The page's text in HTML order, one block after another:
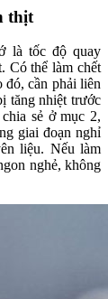
thịt
là tốc độ quay
Có thể làm chết
đó, cần phải liên
tăng nhiệt trước
sẻ ở mục 2,
giai đoạn nghỉ
liệu. Nếu làm
nghẻ, không